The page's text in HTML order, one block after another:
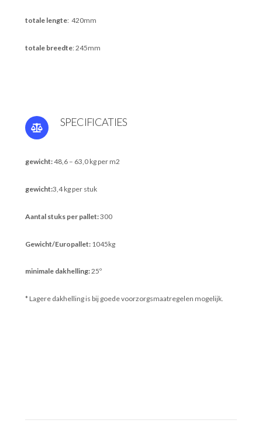
totale lengte: 420mm
totale breedte: 245mm
SPECIFICATIES
gewicht:48,6 – 63,0 kg per m2
gewicht:3,4 kg per stuk
Aantal stuks per pallet:300
Gewicht/Europallet:1045kg
minimale dakhelling:25º
* Lagere dakhelling is bij goede voorzorgsmaatregelen mogelijk.